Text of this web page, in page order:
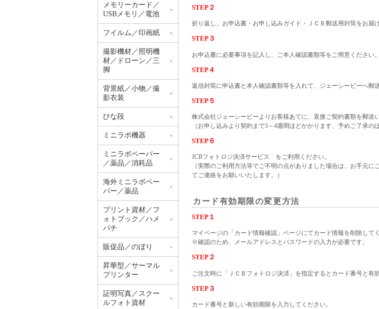
STEP２
折り返し、お申込書・お申し込みガイド・ＪＣＢ郵送用封筒をお届
STEP３
お申込書に必要事項を記入し、ご本人確認書類等をご用意ください。
STEP４
返信封筒に申込書と本人確認書類等を入れて、ジェーシービーへ郵
STEP５
株式会社ジェーシービーよりお客様あてに、直接ご契約書類を郵送
（お申し込みより契約まで3～4週間ほどかかります、予めご了承の
STEP６
JCBフォトロジ決済サービス をご利用ください。
（実際のご利用方法等でご不明の点がありました場合は、お手元
てご連絡をお願いいたします。）
カード有効期限の変更方法
STEP１
マイページの「カード情報確認」ページにてカード情報を削除してく
※確認のため、メールアドレスとパスワードの入力が必要です。
STEP２
ご注文時に「ＪＣＢフォトロジ決済」を指定するとカード番号と有
STEP３
カード番号と新しい有効期限を入力してください。
メモリーカード／
USBメモリ／電池
フイルム／印画紙
撮影機材／照明機
材／ドローン／三
脚
背景紙／小物／撮
影衣装
ひな段
ミニラボ機器
ミニラボペーパー
／薬品／消耗品
海外ミニラボペー
パー／薬品
プリント資材／フ
ォトブック／ハメ
パチ
販促品／のぼり
昇華型／サーマル
プリンター
証明写真／スクー
ルフォト資材